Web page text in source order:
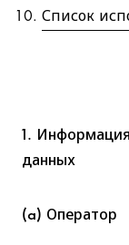
Список
1.
данных
(a) Оператор